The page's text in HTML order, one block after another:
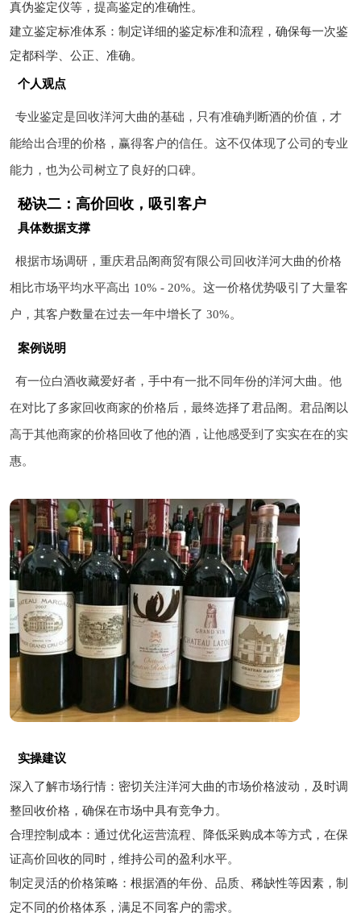
真伪鉴定仪等，提高鉴定的准确性。
建立鉴定标准体系：制定详细的鉴定标准和流程，确保每一次鉴
定都科学、公正、准确。
个人观点
专业鉴定是回收洋河大曲的基础，只有准确判断酒的价值，才
能给出合理的价格，赢得客户的信任。这不仅体现了公司的专业
能力，也为公司树立了良好的口碑。
秘诀二：高价回收，吸引客户
具体数据支撑
根据市场调研，重庆君品阁商贸有限公司回收洋河大曲的价格
相比市场平均水平高出 10% - 20%。这一价格优势吸引了大量客
户，其客户数量在过去一年中增长了 30%。
案例说明
有一位白酒收藏爱好者，手中有一批不同年份的洋河大曲。他
在对比了多家回收商家的价格后，最终选择了君品阁。君品阁以
高于其他商家的价格回收了他的酒，让他感受到了实实在在的实
惠。
实操建议
深入了解市场行情：密切关注洋河大曲的市场价格波动，及时调
整回收价格，确保在市场中具有竞争力。
合理控制成本：通过优化运营流程、降低采购成本等方式，在保
证高价回收的同时，维持公司的盈利水平。
制定灵活的价格策略：根据酒的年份、品质、稀缺性等因素，制
定不同的价格体系，满足不同客户的需求。